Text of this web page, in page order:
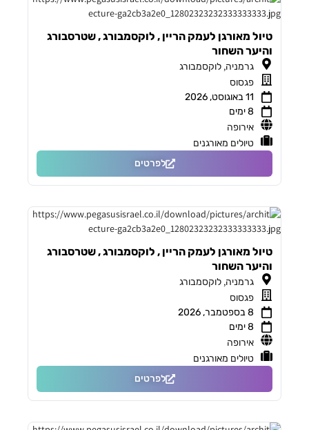
טיול מאורגן לעמק הריין , לוקסמבורג , שטרסבורג
והיער השחור
גרמניה, לוקסמבורג
פגסוס
11 באוגוסט, 2026
8 ימים
אירופה
טיולים מאורגנים
לפרטים
טיול מאורגן לעמק הריין , לוקסמבורג , שטרסבורג
והיער השחור
גרמניה, לוקסמבורג
פגסוס
8 בספטמבר, 2026
8 ימים
אירופה
טיולים מאורגנים
לפרטים